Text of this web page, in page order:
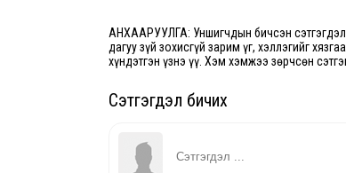
АНХААРУУЛГА: Уншигчдын бичсэн
дагуу зүй зохисгүй зарим үг, хэллэгийг
хүндэтгэн үзнэ үү. Хэм хэмжээ зөрчсөн
Сэтгэгдэл бичих